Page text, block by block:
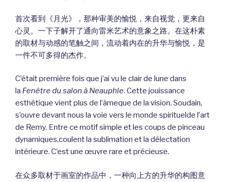
首次看到《月光》，那种审美的愉悦，来自视觉，更来自
心灵。一下子解开了通向雷米艺术的意象之路。在这朴素
的取材与动感的笔触之间，流动着内在的升华与愉悦，是
一件不可多得的杰作。
C’était première fois que j’ai vu le clair de lune dans
la Fenêtre du salon à Neauphle. Cette jouissance
esthétique vient plus de l’âmeque de la vision. Soudain,
s’ouvre devant nous la voie vers le monde spirituelde l’art
de Remy. Entre ce motif simple et les coups de pinceau
dynamiques,coulent la sublimation et la délectation
intérieure. C’est une œuvre rare et précieuse.
在众多取材于画室的作品中，一种向上方的升华的构图意